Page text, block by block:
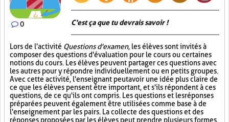
0 C'est ça que tu devrais savoir !
Lors de l'activité Questions d'examen, les élèves sont invités à
composer des questions d'évaluation pour le cours ou certaines
notions du cours. Les élèves peuvent partager ces questions avec
les autres pour y répondre individuellement ou en petits groupes.
Avec cette activité, l'enseignant peut avoir une idée plus claire de
ce que les élèves pensent être important, et s'ils répondent à ces
questions, de ce qu'ils ont compris. Les questions et les réponses
préparées peuvent également être utilisées comme base à de
l'enseignement par les pairs. La collecte des questions et des
réponses proposées par les élèves peut prendre plusieurs formes.